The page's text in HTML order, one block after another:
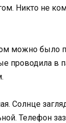
Никто не
можно было
проводила в
Солнце
Телефон